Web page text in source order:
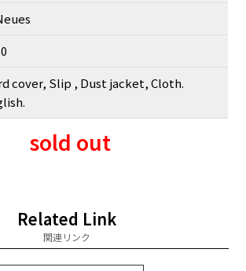
cover, Slip , Dust jacket, Cloth.
sold out
Related Link
関連リンク